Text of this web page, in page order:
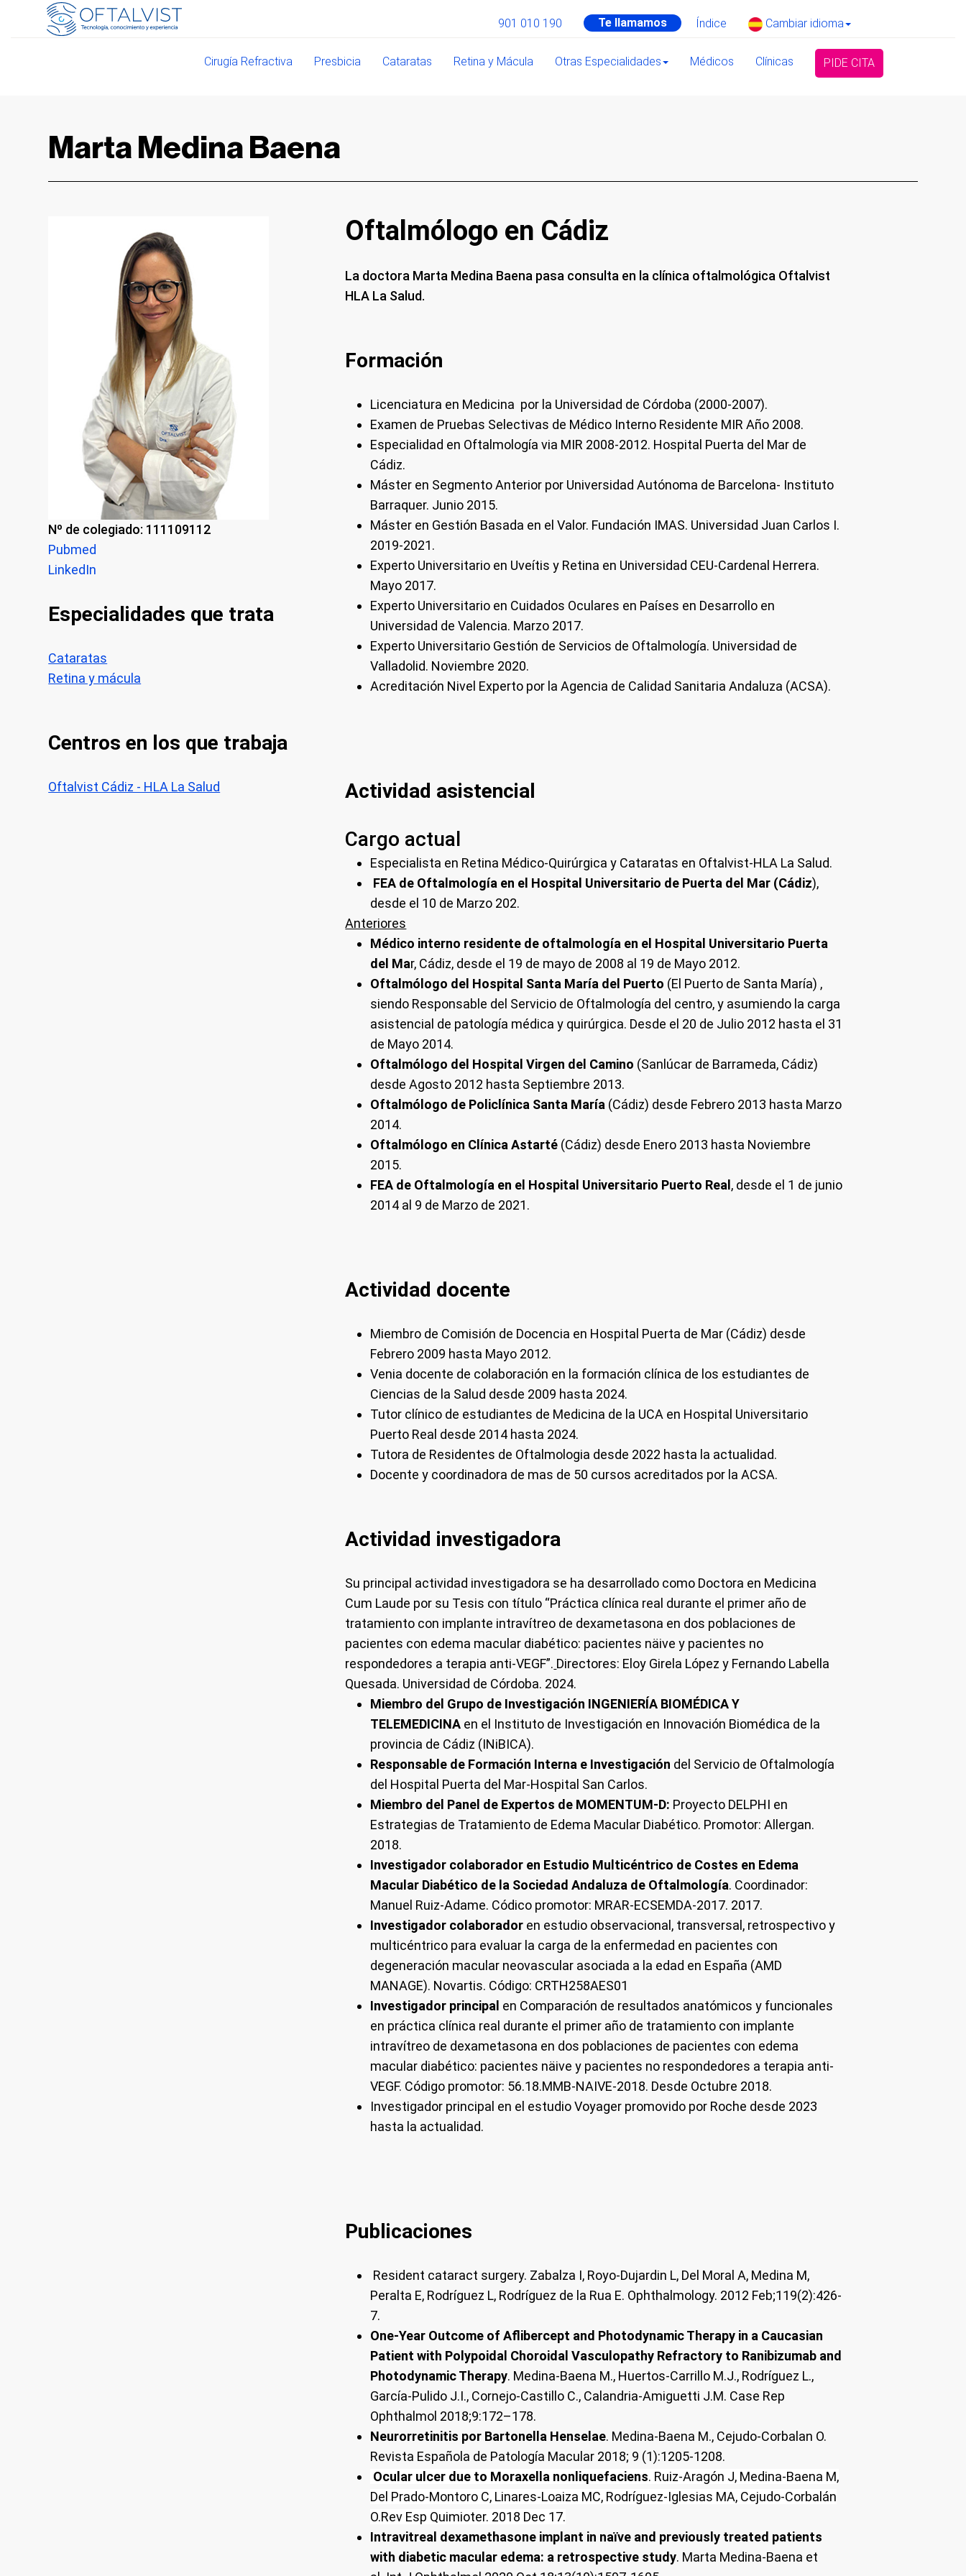
901 010 190 Te llamamos Índice Cambiar idioma
Cirugía Refractiva Presbicia Cataratas Retina y Mácula Otras Especialidades Médicos Clínicas PIDE CITA
Marta Medina Baena
Nº de colegiado: 111109112
Pubmed
LinkedIn
Especialidades que trata
Cataratas
Retina y mácula
Centros en los que trabaja
Oftalvist Cádiz - HLA La Salud
Oftalmólogo en Cádiz
La doctora Marta Medina Baena pasa consulta en la clínica oftalmológica Oftalvist
HLA La Salud.
Formación
Licenciatura en Medicina por la Universidad de Córdoba (2000-2007).
Examen de Pruebas Selectivas de Médico Interno Residente MIR Año 2008.
Especialidad en Oftalmología via MIR 2008-2012. Hospital Puerta del Mar de
Cádiz.
Máster en Segmento Anterior por Universidad Autónoma de Barcelona- Instituto
Barraquer. Junio 2015.
Máster en Gestión Basada en el Valor. Fundación IMAS. Universidad Juan Carlos I.
2019-2021.
Experto Universitario en Uveítis y Retina en Universidad CEU-Cardenal Herrera.
Mayo 2017.
Experto Universitario en Cuidados Oculares en Países en Desarrollo en
Universidad de Valencia. Marzo 2017.
Experto Universitario Gestión de Servicios de Oftalmología. Universidad de
Valladolid. Noviembre 2020.
Acreditación Nivel Experto por la Agencia de Calidad Sanitaria Andaluza (ACSA).
Actividad asistencial
Cargo actual
Especialista en Retina Médico-Quirúrgica y Cataratas en Oftalvist-HLA La Salud.
FEA de Oftalmología en el Hospital Universitario de Puerta del Mar (Cádiz),
desde el 10 de Marzo 202.
Anteriores
Médico interno residente de oftalmología en el Hospital Universitario Puerta
del Mar, Cádiz, desde el 19 de mayo de 2008 al 19 de Mayo 2012.
Oftalmólogo del Hospital Santa María del Puerto (El Puerto de Santa María) ,
siendo Responsable del Servicio de Oftalmología del centro, y asumiendo la carga
asistencial de patología médica y quirúrgica. Desde el 20 de Julio 2012 hasta el 31
de Mayo 2014.
Oftalmólogo del Hospital Virgen del Camino (Sanlúcar de Barrameda, Cádiz)
desde Agosto 2012 hasta Septiembre 2013.
Oftalmólogo de Policlínica Santa María (Cádiz) desde Febrero 2013 hasta Marzo
2014.
Oftalmólogo en Clínica Astarté (Cádiz) desde Enero 2013 hasta Noviembre
2015.
FEA de Oftalmología en el Hospital Universitario Puerto Real , desde el 1 de junio
2014 al 9 de Marzo de 2021.
Actividad docente
Miembro de Comisión de Docencia en Hospital Puerta de Mar (Cádiz) desde
Febrero 2009 hasta Mayo 2012.
Venia docente de colaboración en la formación clínica de los estudiantes de
Ciencias de la Salud desde 2009 hasta 2024.
Tutor clínico de estudiantes de Medicina de la UCA en Hospital Universitario
Puerto Real desde 2014 hasta 2024.
Tutora de Residentes de Oftalmologia desde 2022 hasta la actualidad.
Docente y coordinadora de mas de 50 cursos acreditados por la ACSA.
Actividad investigadora
Su principal actividad investigadora se ha desarrollado como Doctora en Medicina
Cum Laude por su Tesis con título “Práctica clínica real durante el primer año de
tratamiento con implante intravítreo de dexametasona en dos poblaciones de
pacientes con edema macular diabético: pacientes näive y pacientes no
respondedores a terapia anti-VEGF”. Directores: Eloy Girela López y Fernando Labella
Quesada. Universidad de Córdoba. 2024.
Miembro del Grupo de Investigación INGENIERÍA BIOMÉDICA Y
TELEMEDICINA en el Instituto de Investigación en Innovación Biomédica de la
provincia de Cádiz (INiBICA).
Responsable de Formación Interna e Investigación del Servicio de Oftalmología
del Hospital Puerta del Mar-Hospital San Carlos.
Miembro del Panel de Expertos de MOMENTUM-D: Proyecto DELPHI en
Estrategias de Tratamiento de Edema Macular Diabético. Promotor: Allergan.
2018.
Investigador colaborador en Estudio Multicéntrico de Costes en Edema
Macular Diabético de la Sociedad Andaluza de Oftalmología. Coordinador:
Manuel Ruiz-Adame. Códico promotor: MRAR-ECSEMDA-2017. 2017.
Investigador colaborador en estudio observacional, transversal, retrospectivo y
multicéntrico para evaluar la carga de la enfermedad en pacientes con
degeneración macular neovascular asociada a la edad en España (AMD
MANAGE). Novartis. Código: CRTH258AES01
Investigador principal en Comparación de resultados anatómicos y funcionales
en práctica clínica real durante el primer año de tratamiento con implante
intravítreo de dexametasona en dos poblaciones de pacientes con edema
macular diabético: pacientes näive y pacientes no respondedores a terapia anti-
VEGF. Código promotor: 56.18.MMB-NAIVE-2018. Desde Octubre 2018.
Investigador principal en el estudio Voyager promovido por Roche desde 2023
hasta la actualidad.
Publicaciones
Resident cataract surgery. Zabalza I, Royo-Dujardin L, Del Moral A, Medina M,
Peralta E, Rodríguez L, Rodríguez de la Rua E. Ophthalmology. 2012 Feb;119(2):426-
7.
One-Year Outcome of Aflibercept and Photodynamic Therapy in a Caucasian
Patient with Polypoidal Choroidal Vasculopathy Refractory to Ranibizumab and
Photodynamic Therapy. Medina-Baena M., Huertos-Carrillo M.J., Rodríguez L.,
García-Pulido J.I., Cornejo-Castillo C., Calandria-Amiguetti J.M. Case Rep
Ophthalmol 2018;9:172–178.
Neurorretinitis por Bartonella Henselae. Medina-Baena M., Cejudo-Corbalan O.
Revista Española de Patología Macular 2018; 9 (1):1205-1208.
Ocular ulcer due to Moraxella nonliquefaciens. Ruiz-Aragón J, Medina-Baena M,
Del Prado-Montoro C, Linares-Loaiza MC, Rodríguez-Iglesias MA, Cejudo-Corbalán
O.Rev Esp Quimioter. 2018 Dec 17.
Intravitreal dexamethasone implant in naïve and previously treated patients
with diabetic macular edema: a retrospective study. Marta Medina-Baena et